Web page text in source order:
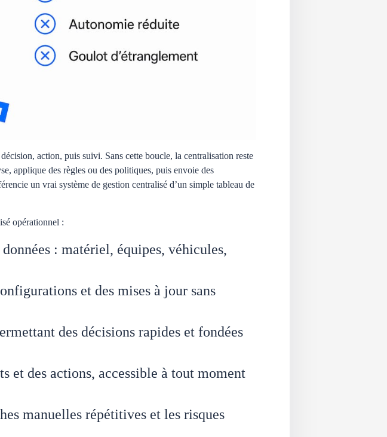
action, puis suivi. Sans cette boucle, la centralisation reste
applique des règles ou des politiques, puis envoie des
un vrai système de gestion centralisé d’un simple tableau de
opérationnel :
: matériel, équipes, véhicules,
et des mises à jour sans
des décisions rapides et fondées
et des actions, accessible à tout moment
manuelles répétitives et les risques